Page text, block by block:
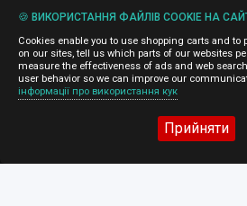
і не продаємо особисту інформацію
AvizInfo.com.ua третім особам. Ми не
конфіденційності сайтів на які
деяких сторінках нашого сайту
Adsense Advertising Network. Щоб
правила конфіденційності Google
🍪 ВИКОРИСТАННЯ ФАЙЛІВ COOKIE НА
Cookies enable you to use shopping carts and to
on our sites, tell us which parts of our websites
measure the effectiveness of ads and web
user behavior so we can improve our
інформації про використання кук
Прийняти